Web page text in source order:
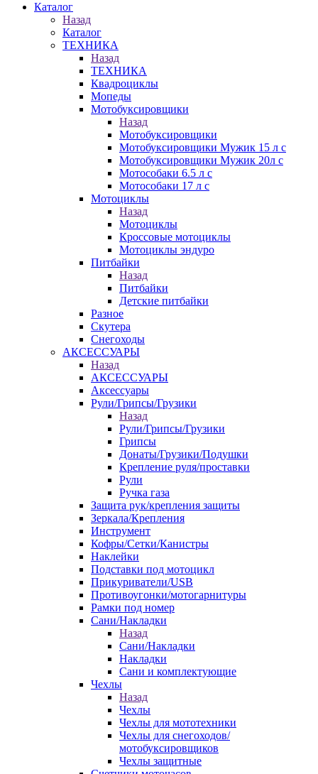
Каталог
Назад
Каталог
ТЕХНИКА
Назад
ТЕХНИКА
Квадроциклы
Мопеды
Мотобуксировщики
Назад
Мотобуксировщики
Мотобуксировщики Мужик 15 л с
Мотобуксировщики Мужик 20л с
Мотособаки 6.5 л с
Мотособаки 17 л с
Мотоциклы
Назад
Мотоциклы
Кроссовые мотоциклы
Мотоциклы эндуро
Питбайки
Назад
Питбайки
Детские питбайки
Разное
Скутера
Снегоходы
АКСЕССУАРЫ
Назад
АКСЕССУАРЫ
Аксессуары
Рули/Грипсы/Грузики
Назад
Рули/Грипсы/Грузики
Грипсы
Донаты/Грузики/Подушки
Крепление руля/проставки
Рули
Ручка газа
Защита рук/крепления защиты
Зеркала/Крепления
Инструмент
Кофры/Сетки/Канистры
Наклейки
Подставки под мотоцикл
Прикуриватели/USB
Противоугонки/мотогарнитуры
Рамки под номер
Сани/Накладки
Назад
Сани/Накладки
Накладки
Сани и комплектующие
Чехлы
Назад
Чехлы
Чехлы для мототехники
Чехлы для снегоходов/
мотобуксировщиков
Чехлы защитные